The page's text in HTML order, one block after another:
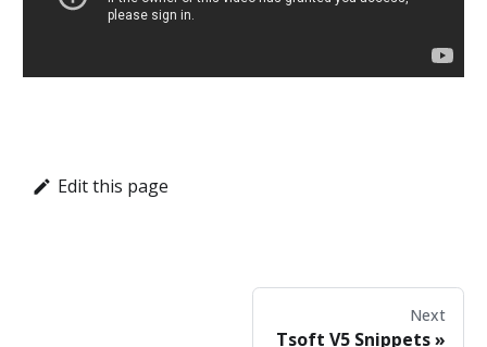
Edit this page
Next
Tsoft V5 Snippets»